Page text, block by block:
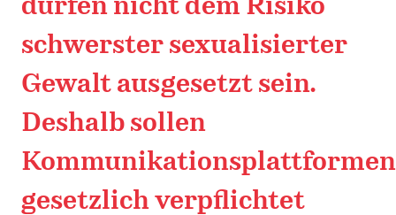
schwerster sexualisierter
Gewalt ausgesetzt sein.
Deshalb sollen
Kommunikationsplattformen
gesetzlich verpflichtet